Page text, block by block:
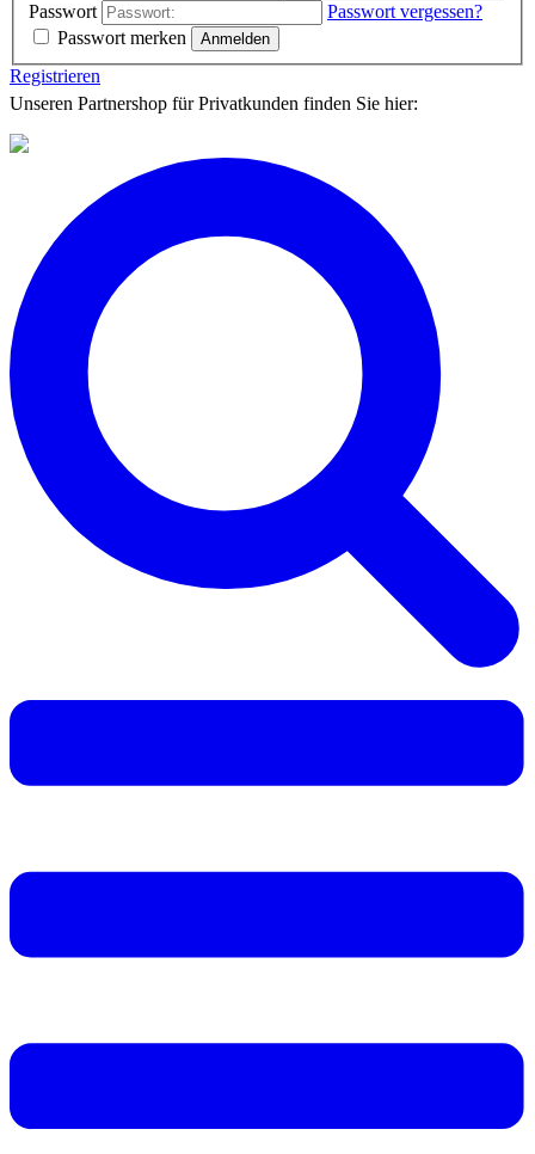
Passwort
Passwort vergessen?
Passwort merken
Anmelden
Registrieren
Unseren Partnershop für Privatkunden finden Sie hier: